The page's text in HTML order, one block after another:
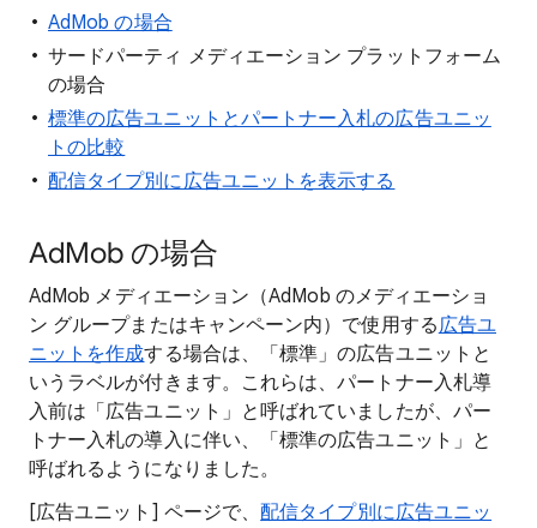
AdMob の場合
サードパーティ メディエーション プラットフォーム
の場合
標準の広告ユニットとパートナー入札の広告ユニッ
トの比較
配信タイプ別に広告ユニットを表示する
AdMob の場合
AdMob メディエーション（AdMob のメディエーショ
ン グループまたはキャンペーン内）で使用する広告ユ
ニットを作成する場合は、「標準」の広告ユニットと
いうラベルが付きます。これらは、パートナー入札導
入前は「広告ユニット」と呼ばれていましたが、パー
トナー入札の導入に伴い、「標準の広告ユニット」と
呼ばれるようになりました。
[広告ユニット] ページで、配信タイプ別に広告ユニッ